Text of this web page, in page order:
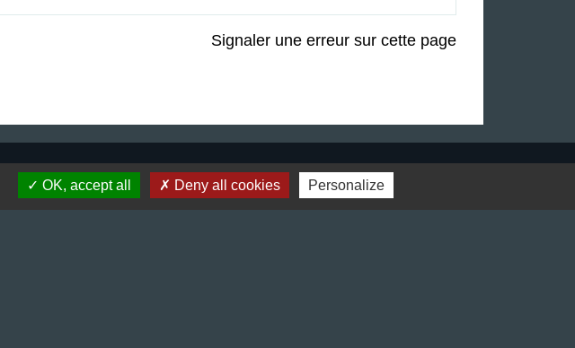
Signaler une erreur sur cette page
Liens
OK, accept all Deny all cookies Personalize